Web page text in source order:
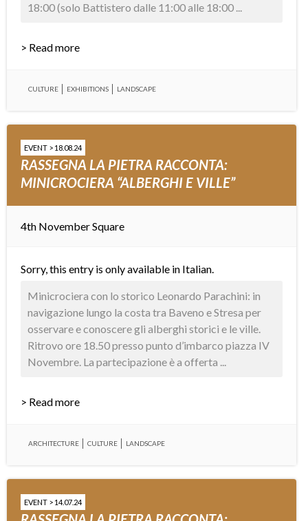
18:00 (solo Battistero dalle 11:00 alle 18:00 ...
> Read more
CULTURE EXHIBITIONS LANDSCAPE
EVENT > 18.08.24
RASSEGNA LA PIETRA RACCONTA:
MINICROCIERA “ALBERGHI E VILLE”
4th November Square
Sorry, this entry is only available in Italian.
Minicrociera con lo storico Leonardo Parachini: in
navigazione lungo la costa tra Baveno e Stresa per
osservare e conoscere gli alberghi storici e le ville.
Ritrovo ore 18.50 presso punto d’imbarco piazza IV
Novembre. La partecipazione è a offerta ...
> Read more
ARCHITECTURE CULTURE LANDSCAPE
EVENT > 14.07.24